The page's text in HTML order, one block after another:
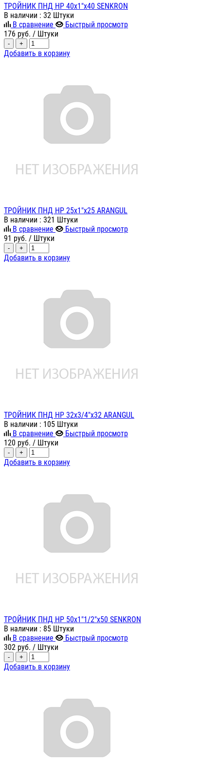
ТРОЙНИК ПНД НР 40х1"х40 SENKRON
В наличии : 32 Штуки
В сравнение
Быстрый просмотр
176 руб. / Штуки
- +
Добавить в корзину
ТРОЙНИК ПНД НР 25х1"х25 ARANGUL
В наличии : 321 Штуки
В сравнение
Быстрый просмотр
91 руб. / Штуки
- +
Добавить в корзину
ТРОЙНИК ПНД НР 32х3/4"х32 ARANGUL
В наличии : 105 Штуки
В сравнение
Быстрый просмотр
120 руб. / Штуки
- +
Добавить в корзину
ТРОЙНИК ПНД НР 50х1"1/2"х50 SENKRON
В наличии : 85 Штуки
В сравнение
Быстрый просмотр
302 руб. / Штуки
- +
Добавить в корзину